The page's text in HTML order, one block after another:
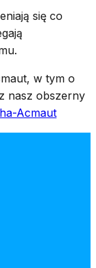
i
do radości w
zapłaconą
w tym o
nasz obszerny
Acmaut